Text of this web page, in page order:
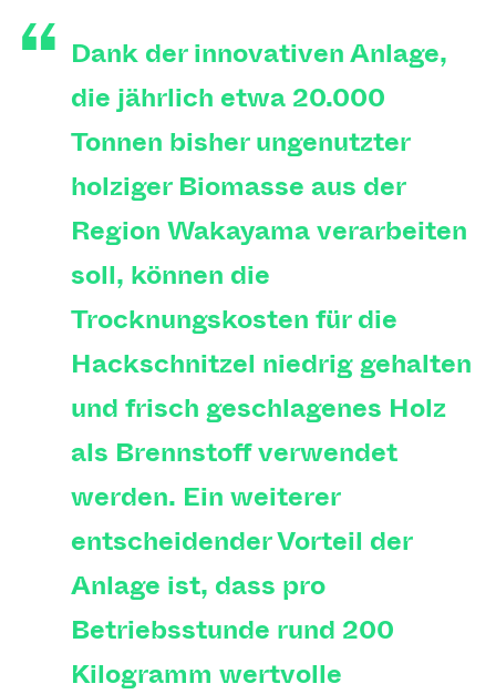
Dank der innovativen Anlage,
die jährlich etwa 20.000
Tonnen bisher ungenutzter
holziger Biomasse aus der
Region Wakayama verarbeiten
soll, können die
Trocknungskosten für die
Hackschnitzel niedrig gehalten
und frisch geschlagenes Holz
als Brennstoff verwendet
werden. Ein weiterer
entscheidender Vorteil der
Anlage ist, dass pro
Betriebsstunde rund 200
Kilogramm wertvolle